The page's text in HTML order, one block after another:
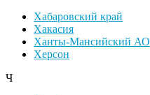
Хабаровский край
Хакасия
Ханты-Мансийский АО
Херсон
Ч